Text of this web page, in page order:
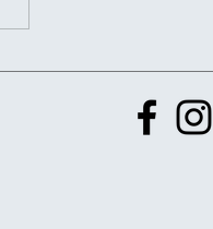
censurata -